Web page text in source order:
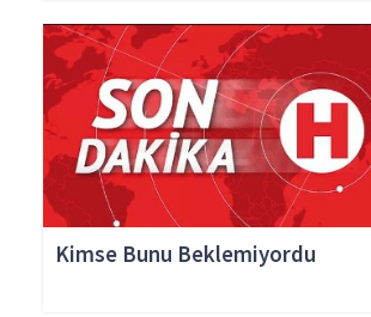
Kimse Bunu Beklemiyordu